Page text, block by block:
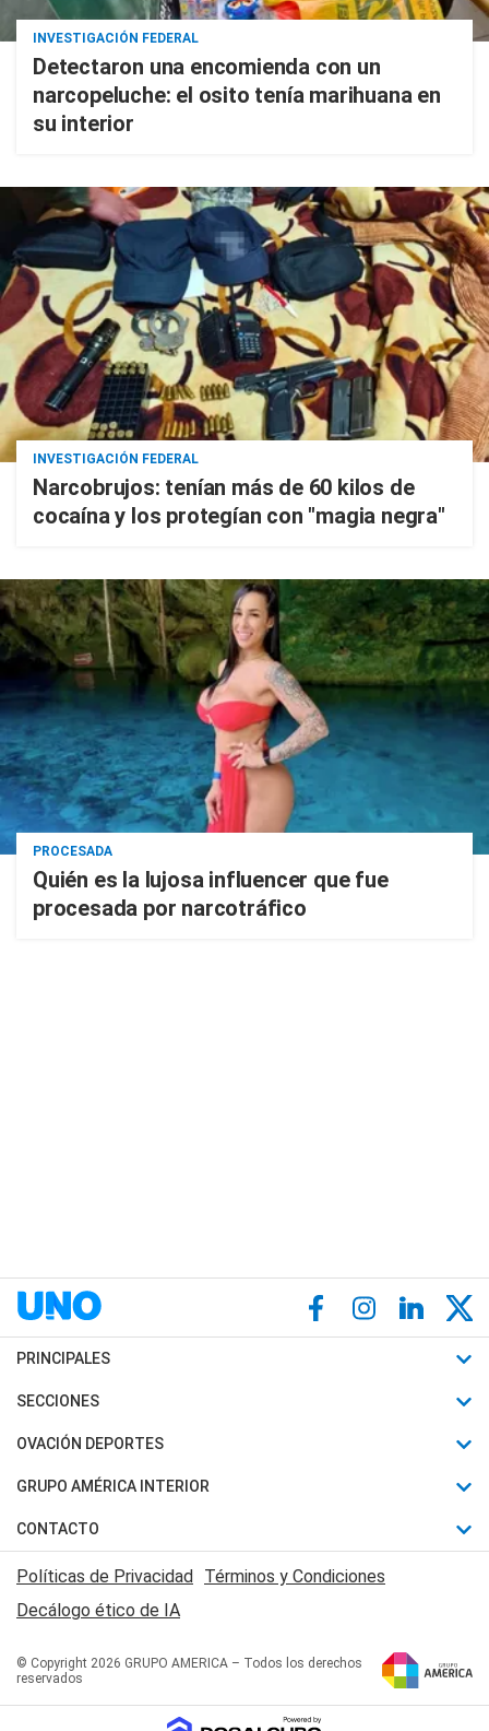
INVESTIGACIÓN FEDERAL
Detectaron una encomienda con un
narcopeluche: el osito tenía marihuana en
su interior
INVESTIGACIÓN FEDERAL
Narcobrujos: tenían más de 60 kilos de
cocaína y los protegían con "magia negra"
PROCESADA
Quién es la lujosa influencer que fue
procesada por narcotráfico
PRINCIPALES
Últimas Noticias
Política
Judiciales
Economia
SECCIONES
Horóscopo
Motores
Trucos caseros
Series y Películas
Edictos y Solicitadas
OVACIÓN DEPORTES
Fútbol
Mundial
Automovilismo
Rugby
Básquet
GRUPO AMÉRICA INTERIOR
Canal 7 en Vivo
San Juan 8
CONTACTO
Acerca de Nosotros
Contactanos
Políticas de Privacidad
Términos y Condiciones
Decálogo ético de IA
© Copyright 2026 GRUPO AMERICA – Todos los derechos
reservados